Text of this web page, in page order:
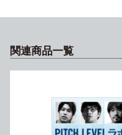
関連商品一覧